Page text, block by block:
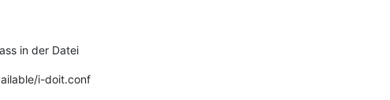
in der Datei
i-doit.conf